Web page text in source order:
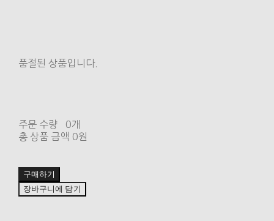
품절된 상품입니다.
주문 수량
0개
총 상품 금액 0원
구매하기
장바구니에 담기